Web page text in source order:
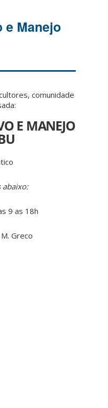
e Manejo
comunidade
E MANEJO
abaixo:
9 as 18h
Greco